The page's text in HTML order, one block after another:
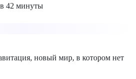
42 минуты
новый мир, в котором нет